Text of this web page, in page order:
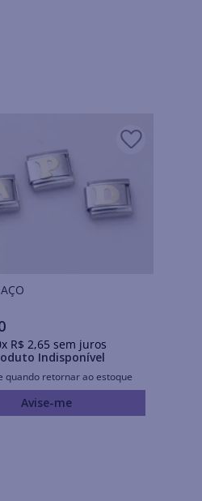
Pulseiras AÇO
x R$ 2,65 sem juros
Indisponível
quando retornar ao estoque
Avise-me